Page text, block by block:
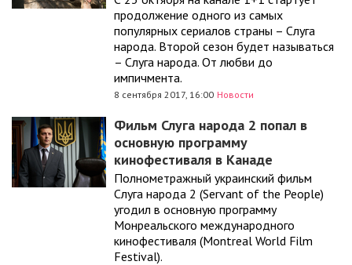
продолжение одного из самых
популярных сериалов страны – Слуга
народа. Второй сезон будет называться
– Слуга народа. От любви до
импичмента.
8 сентября 2017, 16:00 Новости
Фильм Слуга народа 2 попал в
основную программу
кинофестиваля в Канаде
Полнометражный украинский фильм
Слуга народа 2 (Servant of the People)
угодил в основную программу
Монреальского международного
кинофестиваля (Montreal World Film
Festival).